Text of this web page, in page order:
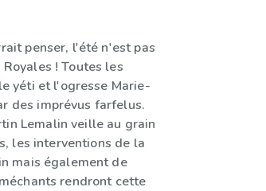
penser, l'été n'est pas
! Toutes les
yéti et l'ogresse Marie-
des imprévus farfelus.
Lemalin veille au grain
les interventions de la
mais également de
rendront cette